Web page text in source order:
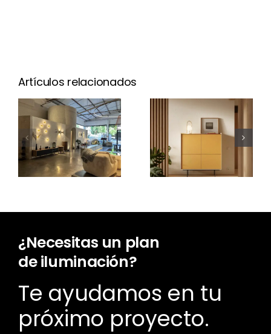
Artículos relacionados
¿Cuánto
cuesta un
proyecto
de
iluminación?
Nuevo Aura
Open
Frame
¿Necesitas un plan
de iluminación?
Te ayudamos en tu
próximo proyecto.